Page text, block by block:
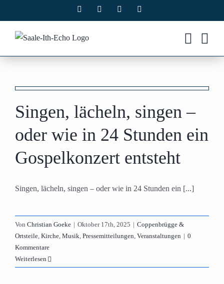
Inhalt
springen
Facebook Instagram
Singen, lächeln, singen –
oder wie in 24 Stunden ein
Gospelkonzert entsteht
Singen, lächeln, singen – oder wie in 24 Stunden ein [...]
Von Christian Goeke | Oktober 17th, 2025 | Coppenbrügge &
Ortsteile, Kirche, Musik, Pressemitteilungen, Veranstaltungen | 0
Kommentare
Weiterlesen